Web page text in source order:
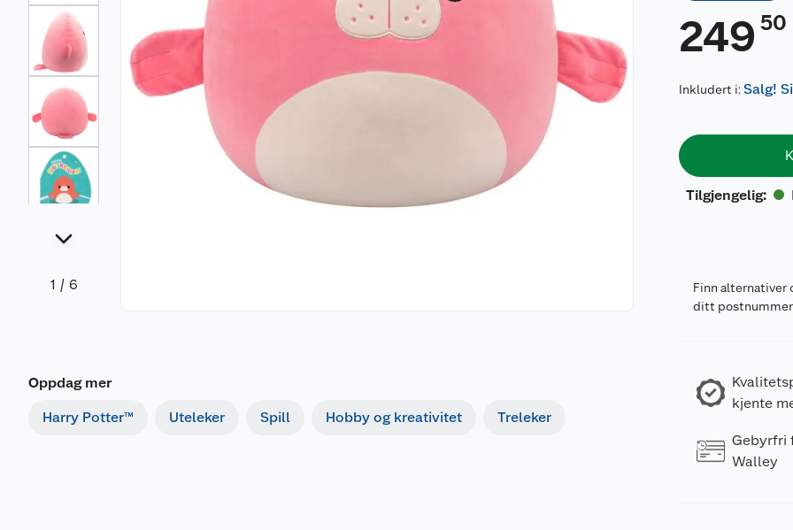
1 / 6
Oppdag mer
Harry Potter™ Uteleker Spill Hobby og kreativitet Treleker
249 50
Inkludert i:Salg!
Tilgjengelig:
Finn alternativer
ditt postnummer
kjente
Gebyrfri
Walley